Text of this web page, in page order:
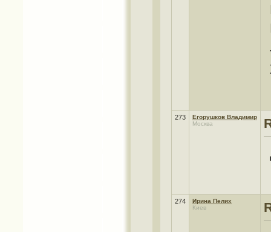
273
Егорушков Владимир
Москва
274
Ирина Пелих
Киев